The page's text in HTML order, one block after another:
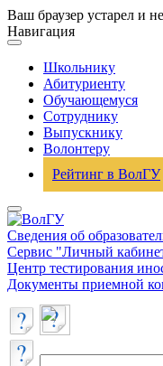
Ваш браузер устарел и
Навигация
Школьнику
Абитуриенту
Обучающемуся
Сотруднику
Выпускнику
Волонтеру
Рейтинг в ВолГУ
Сведения об
Сервис "Личный
Центр тестирования
Документы приемной